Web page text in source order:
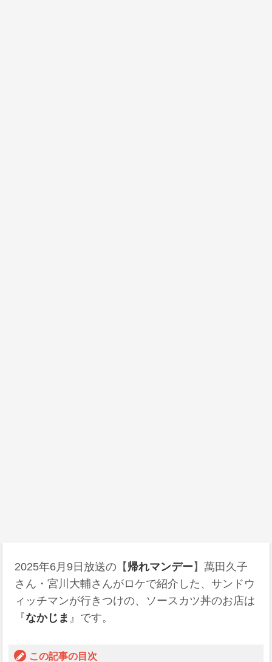
2025年6月9日 放送の【 帰れマンデー 】萬田久子
さん・宮川大輔さんがロケで紹介した、サンドウ
ィッチマンが行きつけの、ソースカツ丼のお店は
『なかじま 』です。
この記事の目次